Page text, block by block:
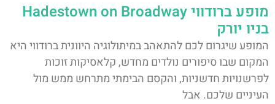
מופע ברודווי Hadestown on Broadway
בניו יורק
המופע שיגרום לכם להתאהב במיתולוגיה היוונית ברודווי היא
המקום שבו סיפורים נולדים מחדש, קלאסיקות זוכות
לפרשנויות חדשניות, והקסם הבימתי מתרחש ממש מול
העיניים שלכם. אבל